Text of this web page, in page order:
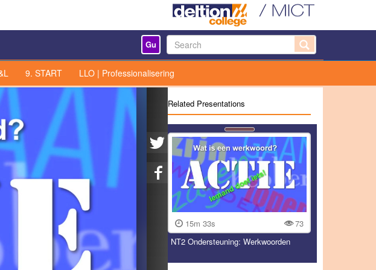
Gu
9. START LLO | Professionalisering
Related Presentations
15m 33s
73
NT2 Ondersteuning: Werkwoorden